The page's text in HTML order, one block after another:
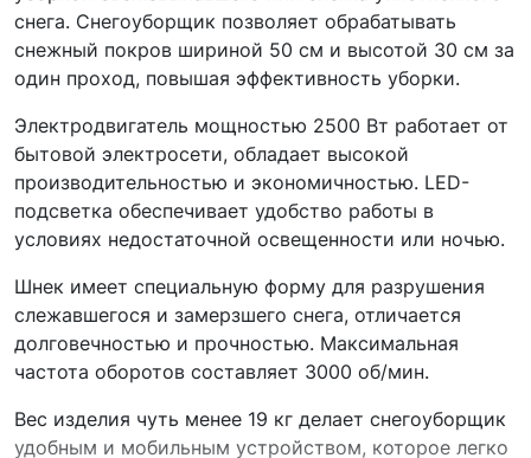
снега. Снегоуборщик позволяет обрабатывать
снежный покров шириной 50 см и высотой 30 см за
один проход, повышая эффективность уборки.
Электродвигатель мощностью 2500 Вт работает от
бытовой электросети, обладает высокой
производительностью и экономичностью. LED-
подсветка обеспечивает удобство работы в
условиях недостаточной освещенности или ночью.
Шнек имеет специальную форму для разрушения
слежавшегося и замерзшего снега, отличается
долговечностью и прочностью. Максимальная
частота оборотов составляет 3000 об/мин.
Вес изделия чуть менее 19 кг делает снегоуборщик
удобным и мобильным устройством, которое легко